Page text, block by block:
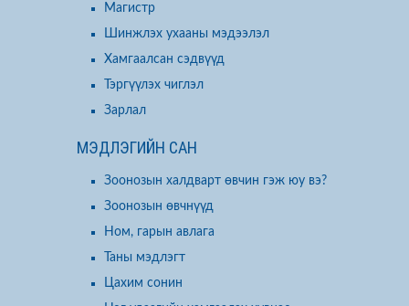
Магистр
Шинжлэх ухааны мэдээлэл
Хамгаалсан сэдвүүд
Тэргүүлэх чиглэл
Зарлал
МЭДЛЭГИЙН САН
Зоонозын халдварт өвчин гэж юу вэ?
Зоонозын өвчнүүд
Ном, гарын авлага
Таны мэдлэгт
Цахим сонин